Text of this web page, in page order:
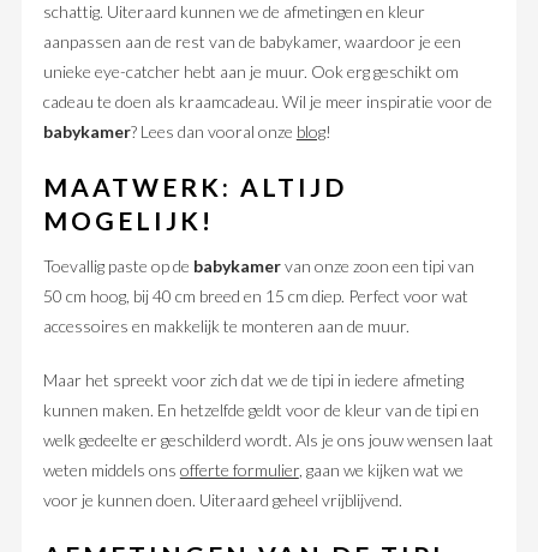
schattig. Uiteraard kunnen we de afmetingen en kleur
aanpassen aan de rest van de babykamer, waardoor je een
unieke eye-catcher hebt aan je muur. Ook erg geschikt om
cadeau te doen als kraamcadeau. Wil je meer inspiratie voor de
babykamer? Lees dan vooral onze blog!
MAATWERK: ALTIJD
MOGELIJK!
Toevallig paste op de babykamervan onze zoon een tipi van
50 cm hoog, bij 40 cm breed en 15 cm diep. Perfect voor wat
accessoires en makkelijk te monteren aan de muur.
Maar het spreekt voor zich dat we de tipi in iedere afmeting
kunnen maken. En hetzelfde geldt voor de kleur van de tipi en
welk gedeelte er geschilderd wordt. Als je ons jouw wensen laat
weten middels ons offerte formulier, gaan we kijken wat we
voor je kunnen doen. Uiteraard geheel vrijblijvend.